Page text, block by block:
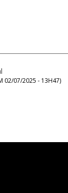
02/07/2025 - 13H47)